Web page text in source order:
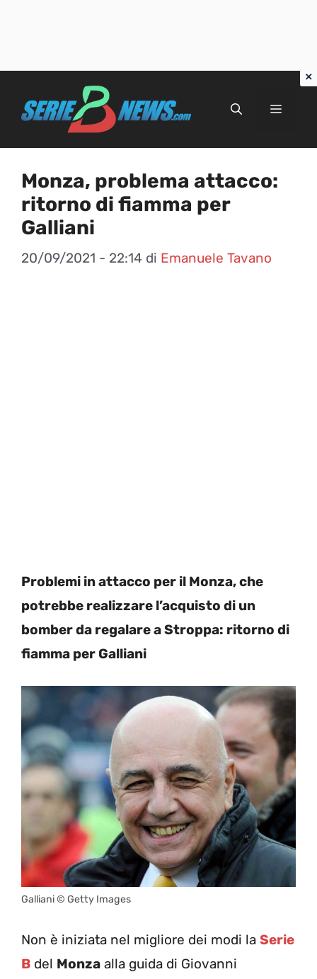
Menu
Monza, problema attacco:
ritorno di fiamma per
Galliani
20/09/2021 - 22:14 di Emanuele Tavano
Problemi in attacco per il Monza, che
potrebbe realizzare l’acquisto di un
bomber da regalare a Stroppa: ritorno di
fiamma per Galliani
Galliani © Getty Images
Non è iniziata nel migliore dei modi la Serie
B del Monza alla guida di Giovanni